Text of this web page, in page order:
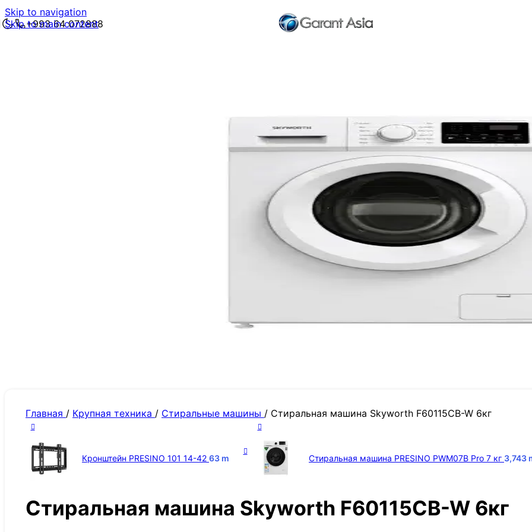
Skip to navigation
Skip to main content
+993 64 072888
Главная / Крупная техника / Стиральные машины / Стиральная машина Skyworth F60115CB-W 6кг
Кронштейн PRESINO 101 14-42 63 m Стиральная машина PRESINO PWM07B Pro 7 кг 3,743
Стиральная машина Skyworth F60115CB-W 6кг